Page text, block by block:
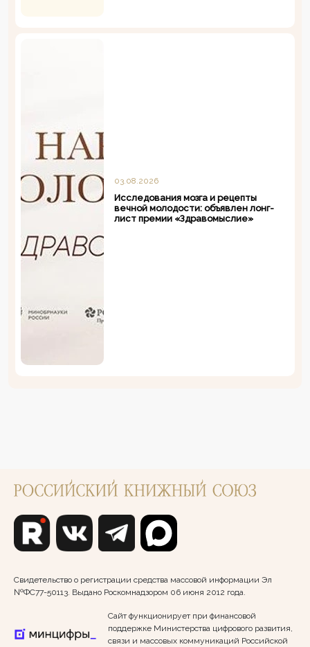
03.08.2026
Исследования мозга и рецепты
вечной молодости: объявлен лонг-
лист премии «Здравомыслие»
Свидетельство о регистрации средства массовой информации Эл
№ФС77-50113. Выдано Роскомнадзором 06 июня 2012 года.
Сайт функционирует при финансовой
поддержке Министерства цифрового развития,
связи и массовых коммуникаций Российской